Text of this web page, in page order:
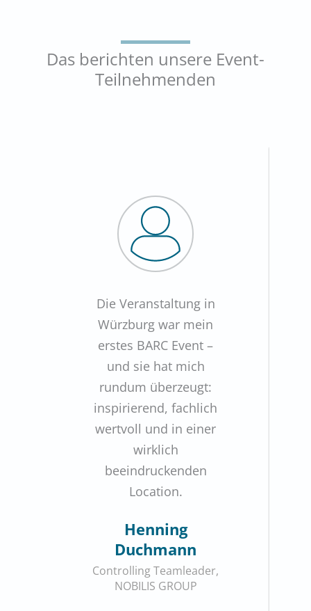
Das berichten unsere Event-
Teilnehmenden
Die Veranstaltung in
Würzburg war mein
erstes BARC Event –
und sie hat mich
rundum überzeugt:
inspirierend, fachlich
wertvoll und in einer
wirklich
beeindruckenden
Location.
Henning
Duchmann
Controlling Teamleader,
NOBILIS GROUP